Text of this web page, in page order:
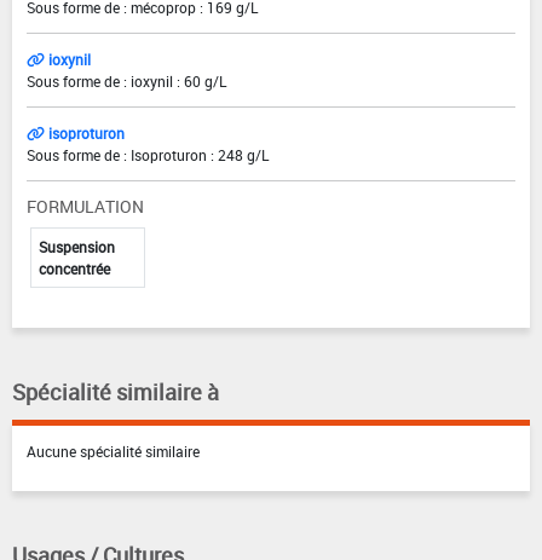
Sous forme de : mécoprop : 169 g/L
ioxynil
Sous forme de : ioxynil : 60 g/L
isoproturon
Sous forme de : Isoproturon : 248 g/L
FORMULATION
Suspension
concentrée
Spécialité similaire à
Aucune spécialité similaire